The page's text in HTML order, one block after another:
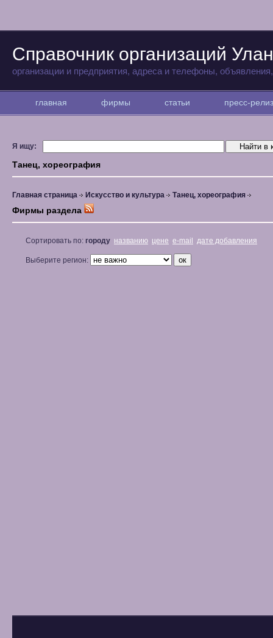
Справочник организаций
организации и предприятия, адреса и телефоны,
главная фирмы статьи пресс-
Я ищу:
Танец, хореография
Главная страница Искусство и культура Танец, хореография
Фирмы раздела
Сортировать по: городу названию цене e-mail дате добавления
Выберите регион: